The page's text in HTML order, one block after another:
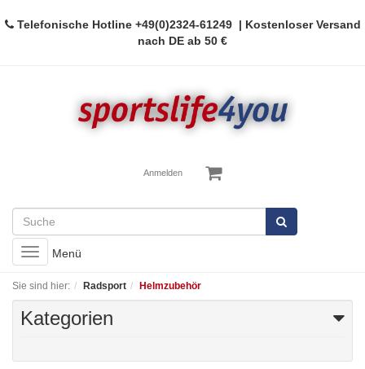
Telefonische Hotline +49(0)2324-61249| Kostenloser Versand
nach DE ab 50 €
Anmelden
Toggle
navigation
Menü
Sie sind hier: Radsport Helmzubehör
Kategorien